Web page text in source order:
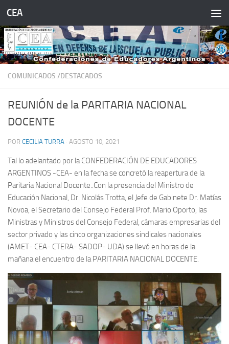
Saltar al contenido
CEA
COMUNICADOS /DESTACADOS
REUNIÓN de la PARITARIA NACIONAL
DOCENTE
POR CECILIA TURRA · AGOSTO 10, 2021
Tal lo adelantado por la CONFEDERACIÓN DE EDUCADORES
ARGENTINOS -CEA- en la fecha se concretó la reapertura de la
Paritaria Nacional Docente..Con la presencia del Ministro de
Educación Nacional, Dr. Nicolás Trotta, el Jefe de Gabinete Dr. Matías
Novoa, el Secretario del Consejo Federal Prof. Mario Oporto, las
Ministras y Ministros del Consejo Federal, cámaras empresarias del
sector privado y las cinco organizaciones sindicales nacionales
(AMET- CEA- CTERA- SADOP- UDA) se llevó en horas de la
mañana el encuentro de la PARITARIA NACIONAL DOCENTE.